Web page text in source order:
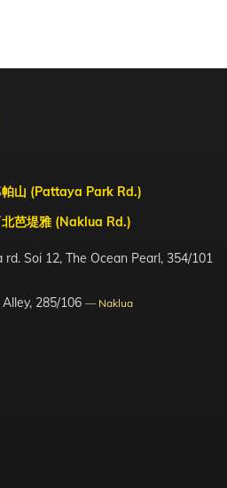
帕山 (Pattaya Park Rd.)
北芭堤雅 (Naklua Rd.)
Soi 12, The Ocean Pearl, 354/101
285/106 — Naklua